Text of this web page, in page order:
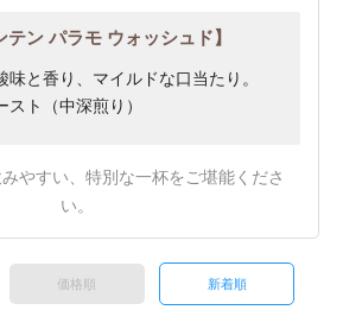
テン パラモ ウォッシュド】
味と香り、マイルドな口当たり。
スト（中深煎り）
やすい、特別な一杯をご堪能くださ
い。
価格順 新着順